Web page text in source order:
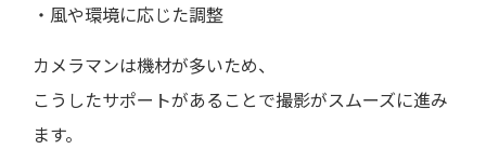
・風や環境に応じた調整
カメラマンは機材が多いため、
こうしたサポートがあることで撮影がスムーズに進み
ます。